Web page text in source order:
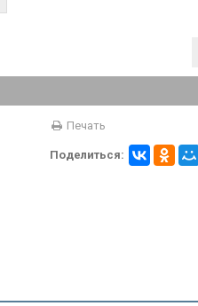
Печать
Поделиться: